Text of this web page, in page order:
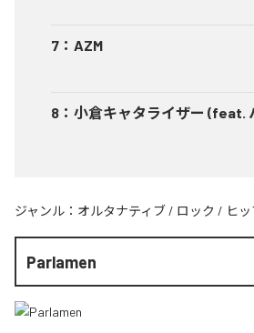
7 ： AZM
8 ： 小倉キャタライザー (feat.
ジャンル： オルタナティブ / ロック / ヒ
Parlamen